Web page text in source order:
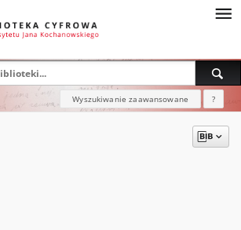
Wyszukiwanie zaawansowane ?